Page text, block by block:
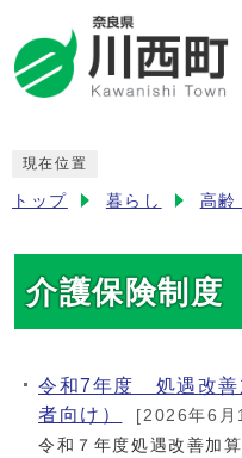
現在位置
トップ 暮らし 高齢
介護保険制度
令和7年度 処遇改善
者向け）
[2026年6月
令和７年度処遇改善加